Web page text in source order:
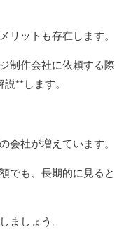
リットも存在します。
制作会社に依頼する際
**します。
会社が増えています。
でも、長期的に見ると
ましょう。